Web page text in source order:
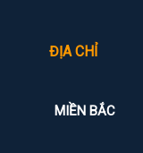
ĐỊA CHỈ
MIỀN BẮC